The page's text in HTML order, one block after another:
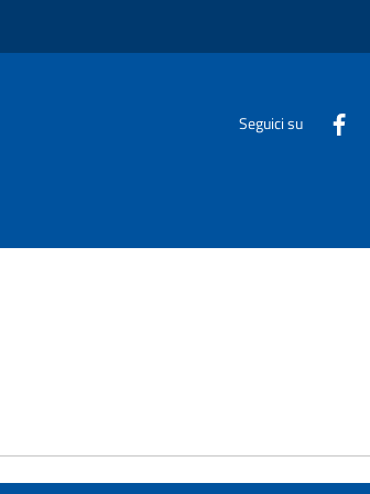
Seguici su